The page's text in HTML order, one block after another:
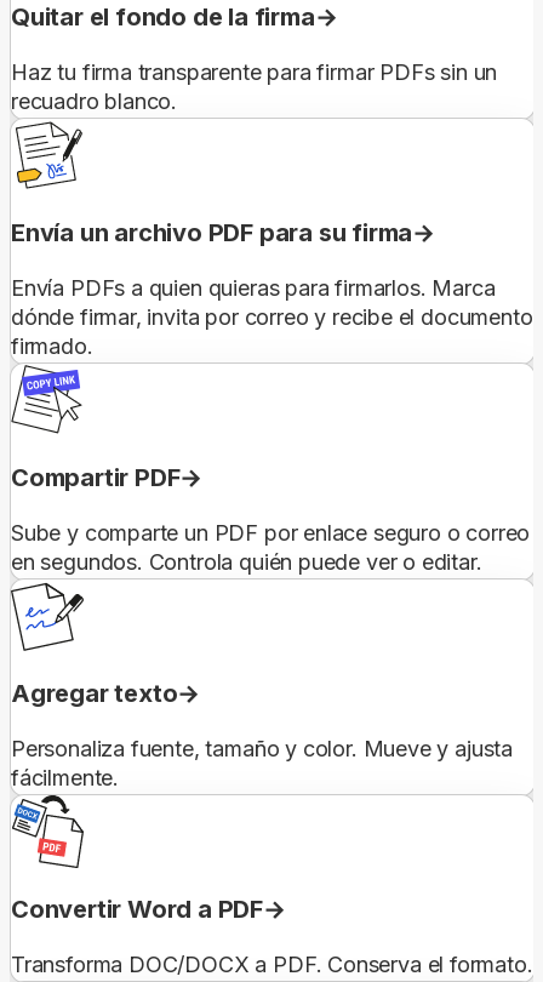
Quitar el fondo de la firma
Haz tu firma transparente para firmar PDFs sin un
recuadro blanco.
Envía un archivo PDF para su firma
Envía PDFs a quien quieras para firmarlos. Marca
dónde firmar, invita por correo y recibe el documento
firmado.
Compartir PDF
Sube y comparte un PDF por enlace seguro o correo
en segundos. Controla quién puede ver o editar.
Agregar texto
Personaliza fuente, tamaño y color. Mueve y ajusta
fácilmente.
Convertir Word a PDF
Transforma DOC/DOCX a PDF. Conserva el formato.